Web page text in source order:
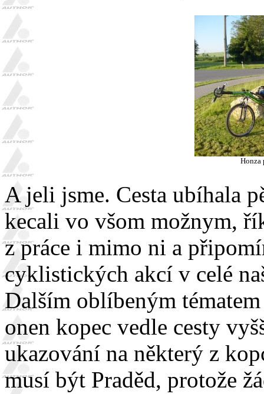
Honza
A jeli jsme. Cesta ubíhala
kecali vo všom možnym,
z práce i mimo ni a
cyklistických akcí v celé
Dalším oblíbeným
onen kopec vedle cesty
ukazování na některý z
musí být Praděd, protože